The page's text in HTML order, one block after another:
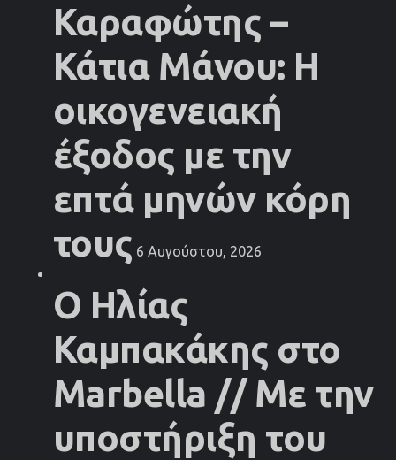
Καραφώτης –
Κάτια Μάνου: Η
οικογενειακή
έξοδος με την
επτά μηνών κόρη
τους 6 Αυγούστου, 2026
Ο Ηλίας
Καμπακάκης στο
Marbella // Με την
υποστήριξη του